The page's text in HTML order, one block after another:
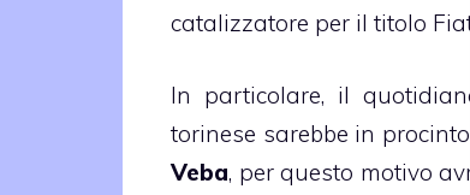
catalizzatore per il titolo
In particolare, il
torinese sarebbe in procinto
Veba, per questo motivo